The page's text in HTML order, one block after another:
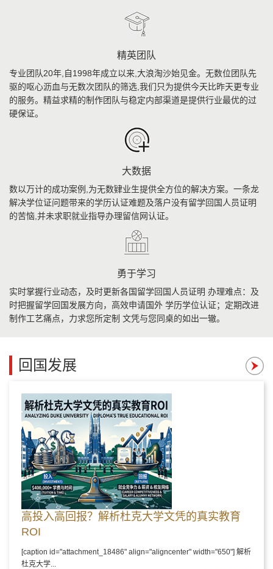
精英团队
专业团队20年,自1998年成立以来,大浪淘沙始见金。无数位团队先
驱的呕心沥血与无数次团队的筛选,我们只为提供今天比昨天更专业
的服务。精益求精的制作团队与稳定内部渠道是提供行业最优的过
硬保证。
大数据
数以万计的成功案例,为无数肄业生提供全方位的解决方案。一条龙
解决学位证问题带来的学历认证难题及落户没有留学回国人员证明
的苦恼,并未求职就业指导办理留信网认证。
勇于学习
实时掌握行业动态，及时更新各国留学回国人员证明 办理难点：及
时把握留学回国发展方向，高效申请国外 学历学位认证；定期改进
制作工艺痛点，力求您所定制 文凭与您同桌的如出一辙。
回国发展
高投入高回报？解析杜克大学文凭的真实教育
ROI
[caption id="attachment_18486" align="aligncenter" width="650"] 解析
杜克大学...